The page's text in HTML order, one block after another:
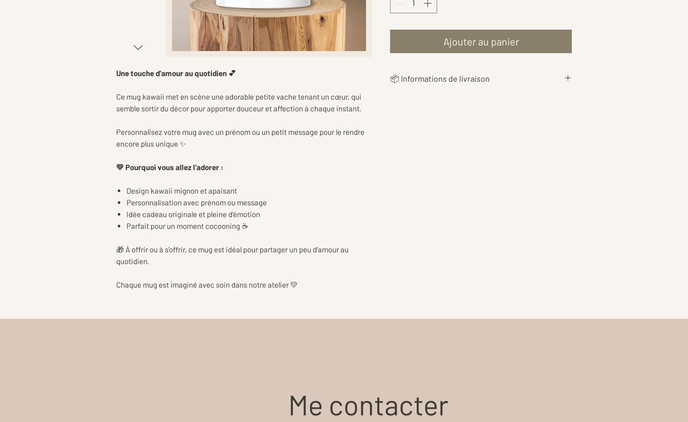
Une touche d’amour au quotidien 💕
Ce mug kawaii met en scène une adorable petite vache tenant un cœur, qui
semble sortir du décor pour apporter douceur et affection à chaque instant.
Personnalisez votre mug avec un prénom ou un petit message pour le rendre
encore plus unique ✨
💛 Pourquoi vous allez l’adorer :
Design kawaii mignon et apaisant
Personnalisation avec prénom ou message
Idée cadeau originale et pleine d’émotion
Parfait pour un moment cocooning ☕
🎁 À offrir ou à s’offrir, ce mug est idéal pour partager un peu d’amour au
quotidien.
Chaque mug est imaginé avec soin dans notre atelier 💛
Ajouter au panier
📦 Informations de livraison
Me contacter